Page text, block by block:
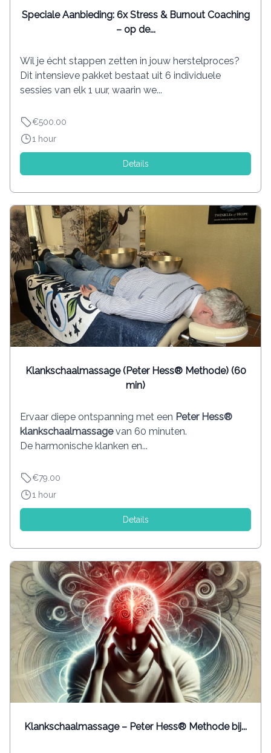
Speciale Aanbieding: 6x Stress & Burnout Coaching
– op de...
Wil je écht stappen zetten in jouw herstelproces?
Dit intensieve pakket bestaat uit 6 individuele
sessies van elk 1 uur, waarin we...
€500.00
1 hour
Details
Klankschaalmassage (Peter Hess® Methode) (60
min)
Ervaar diepe ontspanning met een Peter Hess®
klankschaalmassagevan 60 minuten.
De harmonische klanken en...
€79.00
1 hour
Details
Klankschaalmassage – Peter Hess® Methode bij...